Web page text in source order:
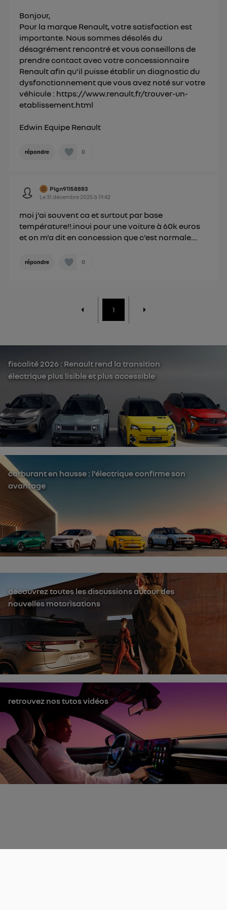
Bonjour,
Pour la marque Renault, votre satisfaction est
importante. Nous sommes désolés du
désagrément rencontré et vous conseillons de
prendre contact avec votre concessionnaire
Renault afin qu'il puisse établir un diagnostic du
dysfonctionnement que vous avez noté sur votre
véhicule : https://www.renault.fr/trouver-un-
etablissement.html
Edwin Equipe Renault
répondre 0
Pign91158883
Le 31 décembre 2025à19:42
moi j'ai souvent ca et surtout par base
température!!.inoui pour une voiture à 60k euros
et on m'a dit en concession que c'est normale....
répondre 0
1
fiscalité 2026 : Renault rend la transition
électrique plus lisible et plus accessible
carburant en hausse : l’électrique confirme son
avantage
découvrez toutes les discussions autour des
nouvelles motorisations
retrouvez nos tutos vidéos
personnelles d'Utiq